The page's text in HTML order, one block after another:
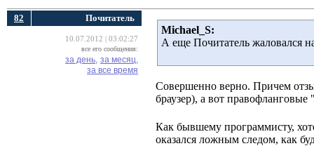
82 Почитатель
10.07.2012 | 03:02:27
все его сообщения:
за день, за месяц,
за все время
Michael_S:
А еще Почитатель жаловался
Совершенно верно. Причем
браузер), а вот
Как бывшему программисту,
оказался ложным следом, как